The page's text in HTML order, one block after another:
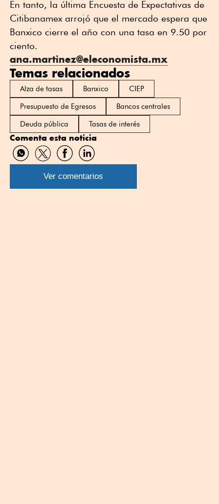
En tanto, la última Encuesta de Expectativas de
Citibanamex arrojó que el mercado espera que
Banxico cierre el año con una tasa en 9.50 por
ciento.
ana.martinez@eleconomista.mx
Temas relacionados
Alza de tasas Banxico
CIEP
Presupuesto de Egresos
Bancos centrales
Deuda pública
Tasas de interés
Comenta esta noticia
Compartir
por
WhatsApp
Compartir
por
Twitter
Compartir
por
Facebook
Compartir
por
Linkedin
Ver comentarios